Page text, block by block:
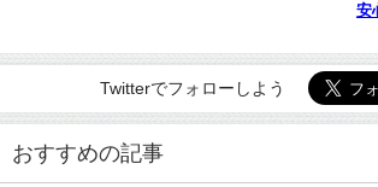
安
Twitterでフォローしよう
おすすめの記事